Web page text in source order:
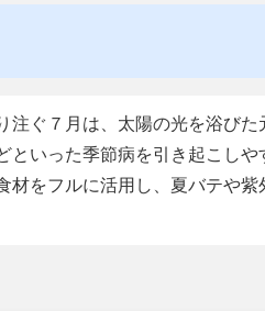
注ぐ７月は、太陽の光を浴び
いった季節病を引き起こしや
をフルに活用し、夏バテや